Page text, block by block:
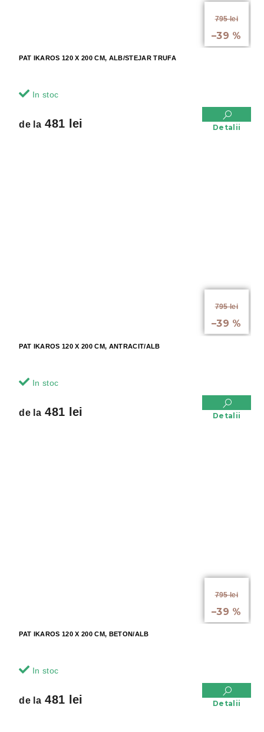
795 lei
–39 %
PAT IKAROS 120 X 200 CM, ALB/STEJAR TRUFA
In stoc
de la481 lei Detalii
795 lei
–39 %
PAT IKAROS 120 X 200 CM, ANTRACIT/ALB
In stoc
de la481 lei Detalii
795 lei
–39 %
PAT IKAROS 120 X 200 CM, BETON/ALB
In stoc
de la481 lei Detalii